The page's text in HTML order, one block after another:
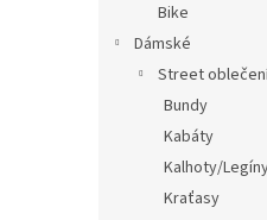
Bike
Dámské
Street
Bundy
Kabáty
Kalhoty/
Kraťasy